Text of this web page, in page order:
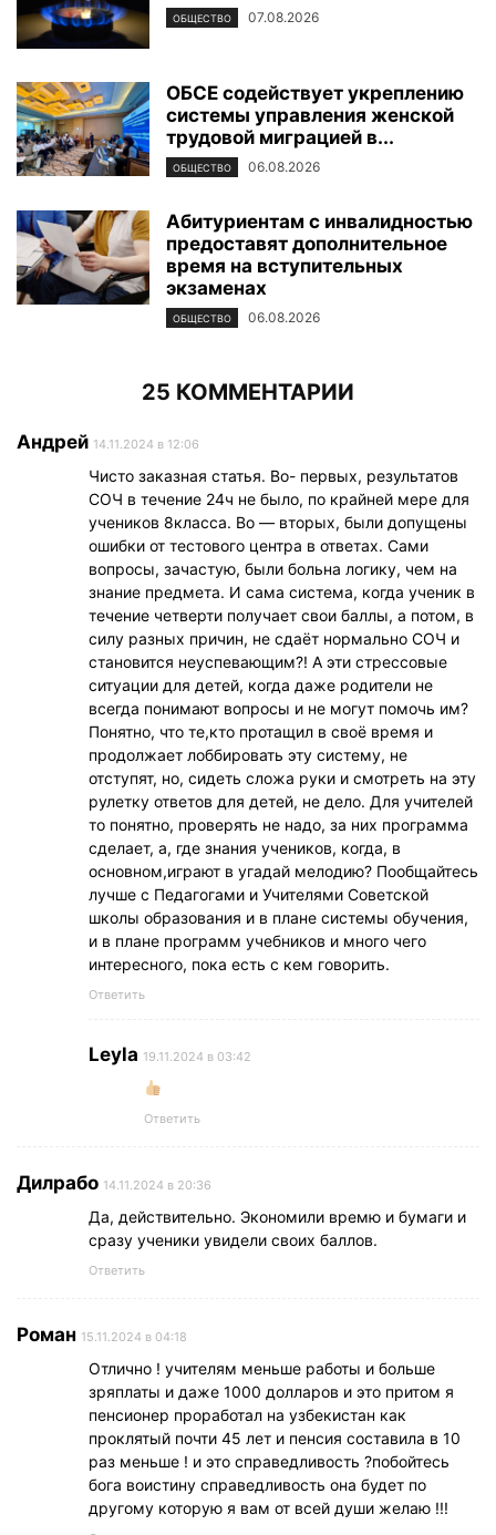
ОБЩЕСТВО 07.08.2026
ОБСЕ содействует укреплению
системы управления женской
трудовой миграцией в...
ОБЩЕСТВО 06.08.2026
Абитуриентам с инвалидностью
предоставят дополнительное
время на вступительных
экзаменах
ОБЩЕСТВО 06.08.2026
25 КОММЕНТАРИИ
Андрей 14.11.2024 в 12:06
Чисто заказная статья. Во- первых, результатов
СОЧ в течение 24ч не было, по крайней мере для
учеников 8класса. Во — вторых, были допущены
ошибки от тестового центра в ответах. Сами
вопросы, зачастую, были больна логику, чем на
знание предмета. И сама система, когда ученик в
течение четверти получает свои баллы, а потом, в
силу разных причин, не сдаёт нормально СОЧ и
становится неуспевающим?! А эти стрессовые
ситуации для детей, когда даже родители не
всегда понимают вопросы и не могут помочь им?
Понятно, что те,кто протащил в своё время и
продолжает лоббировать эту систему, не
отступят, но, сидеть сложа руки и смотреть на эту
рулетку ответов для детей, не дело. Для учителей
то понятно, проверять не надо, за них программа
сделает, а, где знания учеников, когда, в
основном,играют в угадай мелодию? Пообщайтесь
лучше с Педагогами и Учителями Советской
школы образования и в плане системы обучения,
и в плане программ учебников и много чего
интересного, пока есть с кем говорить.
Ответить
Leyla 19.11.2024 в 03:42
Ответить
Дилрабо 14.11.2024 в 20:36
Да, действительно. Экономили времю и бумаги и
сразу ученики увидели своих баллов.
Ответить
Роман 15.11.2024 в 04:18
Отлично ! учителям меньше работы и больше
зряплаты и даже 1000 долларов и это притом я
пенсионер проработал на узбекистан как
проклятый почти 45 лет и пенсия составила в 10
раз меньше ! и это справедливость ?побойтесь
бога воистину справедливость она будет по
другому которую я вам от всей души желаю !!!